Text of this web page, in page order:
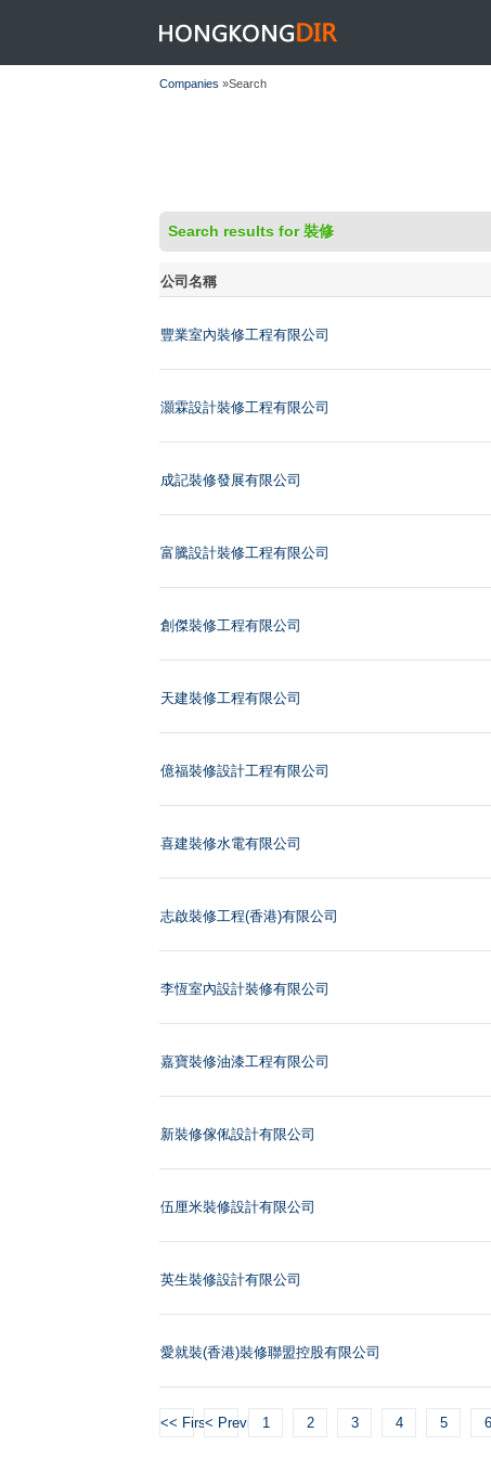
HONGKONGDIR
Companies »Search
Search results for 裝修
公司名稱
豐業室內裝修工程有限公司
灝霖設計裝修工程有限公司
成記裝修發展有限公司
富騰設計裝修工程有限公司
創傑裝修工程有限公司
天建裝修工程有限公司
億福裝修設計工程有限公司
喜建裝修水電有限公司
志啟裝修工程(香港)有限公司
李恆室內設計裝修有限公司
嘉寶裝修油漆工程有限公司
新裝修傢俬設計有限公司
伍厘米裝修設計有限公司
英生裝修設計有限公司
愛就裝(香港)裝修聯盟控股有限公司
<< First< Previous1 2 3 4 5 6